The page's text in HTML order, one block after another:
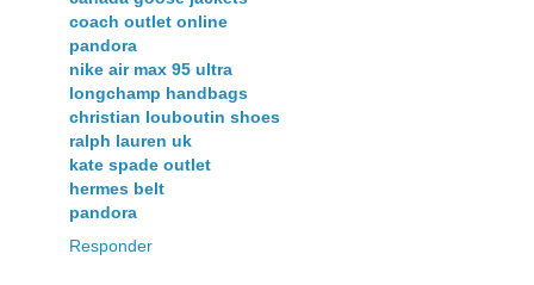
coach outlet online
pandora
nike air max 95 ultra
longchamp handbags
christian louboutin shoes
ralph lauren uk
kate spade outlet
hermes belt
pandora
Responder